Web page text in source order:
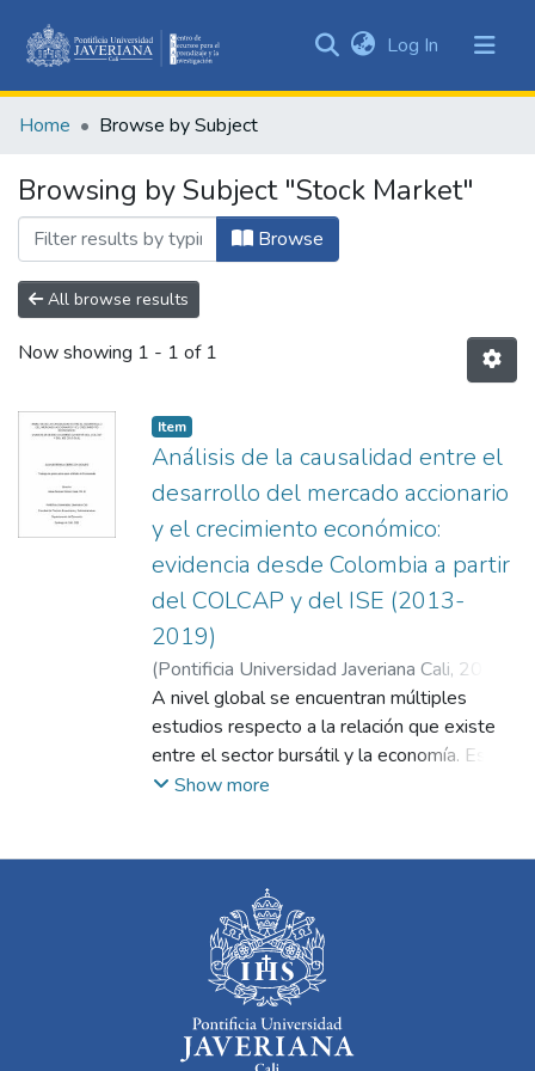
&
All of DSpace
Log In (current)
Home Browse by Subject
Browsing by Subject "Stock Market"
Browse
All browse results
Now showing 1 - 1 of 1
Item
Análisis de la causalidad entre el
desarrollo del mercado accionario
y el crecimiento económico:
evidencia desde Colombia a partir
del COLCAP y del ISE (2013-
2019)
(Pontificia Universidad Javeriana Cali, 2021
Obregón Gómez, Juan Esteban;Gómez
Daza, Jesús Ancízar
A nivel global se encuentran múltiples
estudios respecto a la relación que existe
entre el sector bursátil y la economía. Este
trabajo pretende analizar la dirección de la
campo investigativo resultados actualizados
a partir del COLCAP como indicador bursátil,
entre el periodo del 2013 al 2019. Esto a
través del análisis de las variables definidas
y sustentadas, facilitando su medición
mediante un análisis econométrico a partir
Show more